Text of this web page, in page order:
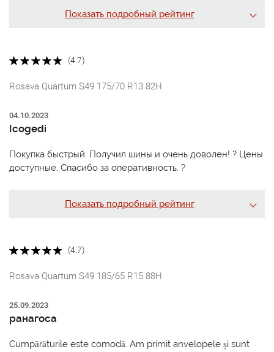
Показать подробный рейтинг
(4.7)
Rosava Quartum S49 175/70 R13 82H
04.10.2023
Icogedi
Покупка быстрый. Получил шины и очень доволен! ? Цены
доступные. Спасибо за оперативность. ?
Показать подробный рейтинг
(4.7)
Rosava Quartum S49 185/65 R15 88H
25.09.2023
ранагоса
Cumpărăturile este comodă. Am primit anvelopele și sunt